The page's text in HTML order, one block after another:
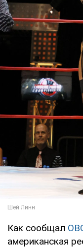
Как сообщал
американская